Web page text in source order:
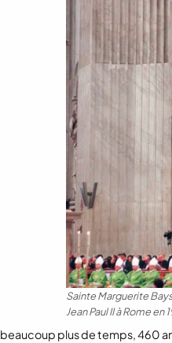
Sainte Marguerite
Jean Paul II à Rome en
beaucoup plus de temps, 460